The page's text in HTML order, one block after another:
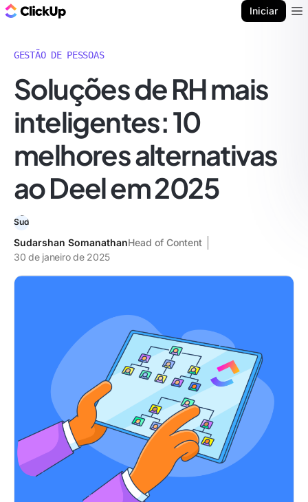
Iniciar
GESTÃO DE PESSOAS
Soluções de RH mais
inteligentes: 10
melhores alternativas
ao Deel em 2025
Sudarshan SomanathanHead of Content
30 de janeiro de 2025